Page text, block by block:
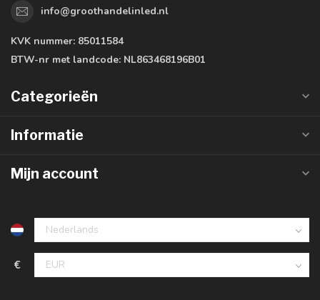
info@groothandelinled.nl
KVK nummer: 85011584
BTW-nr met landcode: NL863468196B01
Categorieën
Informatie
Mijn account
€